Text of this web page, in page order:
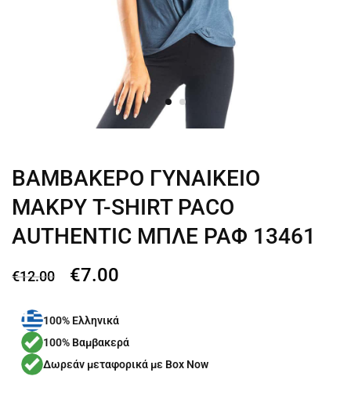
ΒΑΜΒΑΚΕΡΟ ΓΥΝΑΙΚΕΙΟ
ΜΑΚΡΥ T-SHIRT PACO
AUTHENTIC ΜΠΛΕ ΡΑΦ 13461
€12.00 €7.00
100% Ελληνικά
100% Βαμβακερά
Δωρεάν μεταφορικά με Box Now